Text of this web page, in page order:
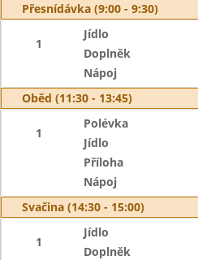
Přesnídávka (9:00 - 9:30)
1
Jídlo
Doplněk
Nápoj
Oběd (11:30 - 13:45)
1
Polévka
Jídlo
Příloha
Nápoj
Svačina (14:30 - 15:00)
1
Jídlo
Doplněk